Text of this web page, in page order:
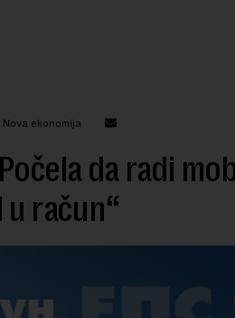
ekonomija
da radi
u račun“